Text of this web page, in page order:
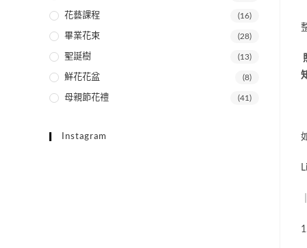
花藝課程 (16)
畢業花束 (28)
聖誕樹 (13)
鮮花花盆 (8)
母親節花禮 (41)
Instagram